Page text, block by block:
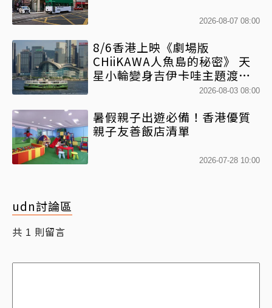
2026-08-07 08:00
8/6香港上映《劇場版
CHiiKAWA人魚島的秘密》 天
星小輪變身吉伊卡哇主題渡輪
2026-08-03 08:00
暑假親子出遊必備！香港優質
親子友善飯店清單
2026-07-28 10:00
udn討論區
共 1 則留言